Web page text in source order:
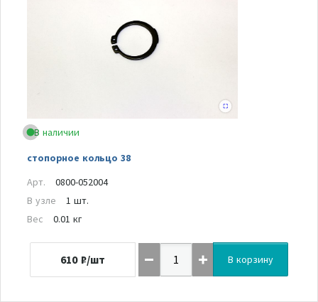
В наличии
стопорное кольцо 38
Арт.
0800-052004
В узле
1 шт.
Вес
0.01 кг
610 ₽/шт В корзину